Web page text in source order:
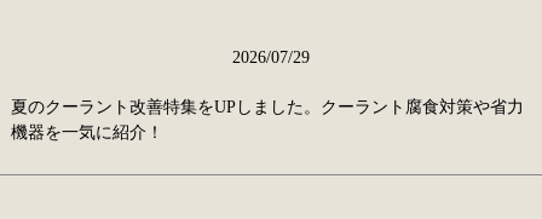
2026/07/29
夏のクーラント改善特集をUPしました。クーラント腐食対策や省力
機器を一気に紹介！